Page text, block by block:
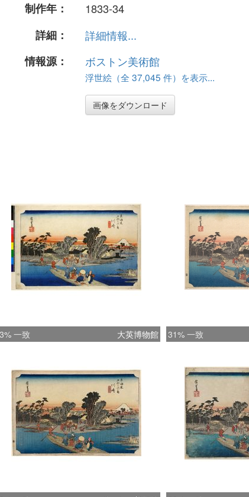
制作年：
1833-34
詳細：
詳細情報...
情報源：
ボストン美術館
浮世絵（全 37,045 件）を表示...
画像をダウンロード
一致 大英博物館 31% 一致